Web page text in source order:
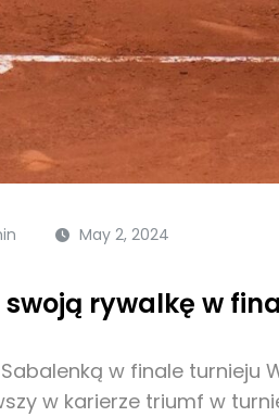
May 2, 2024
rywalkę w
w finale turnieju
w karierze triumf w